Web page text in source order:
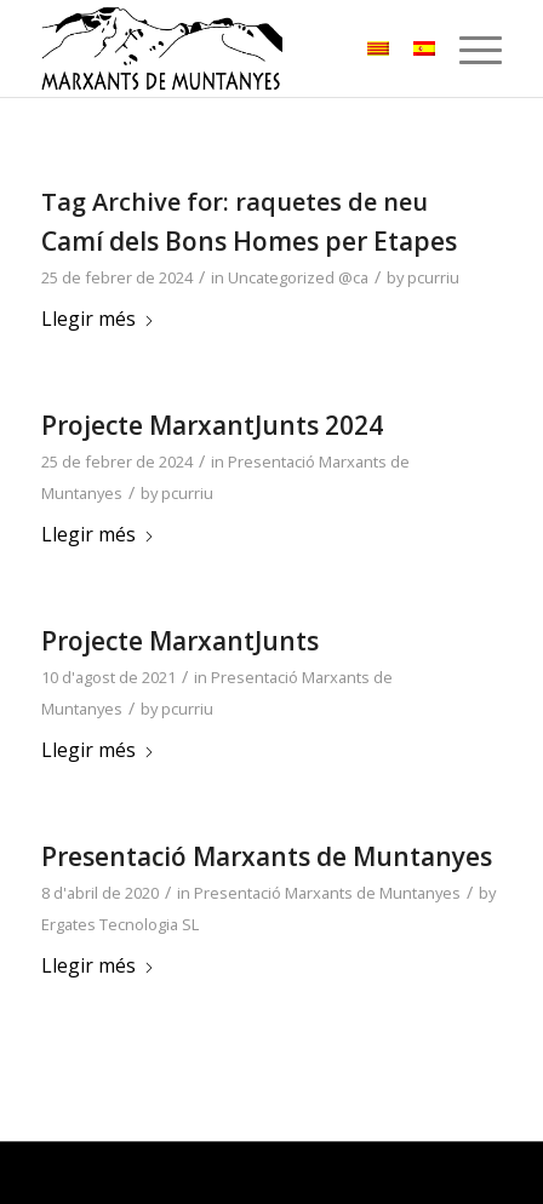
Tag Archive for: raquetes de neu
Camí dels Bons Homes per Etapes
25 de febrer de 2024 / in Uncategorized @ca / bypcurriu
Llegir més
Projecte MarxantJunts 2024
25 de febrer de 2024 / in Presentació Marxants de
Muntanyes / bypcurriu
Llegir més
Projecte MarxantJunts
10 d'agost de 2021 / in Presentació Marxants de
Muntanyes / bypcurriu
Llegir més
Presentació Marxants de Muntanyes
8 d'abril de 2020 / in Presentació Marxants de Muntanyes / by
Ergates Tecnologia SL
Llegir més